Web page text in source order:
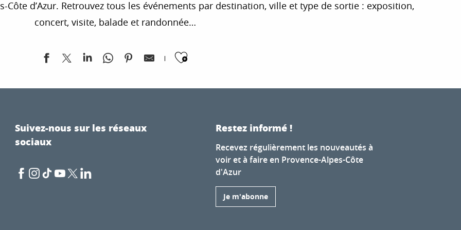
Côte d’Azur. Retrouvez tous les événements par destination, ville et type de sortie : exposition,
concert, visite, balade et randonnée…
Ajouter aux favoris
(MAM)
de la Bibliothèque orientale de Beyrouth
Suivez-nous sur les réseaux
sociaux
Restez informé !
Recevez régulièrement les nouveautés à
voir et à faire en Provence-Alpes-Côte
d'Azur
Je m'abonne